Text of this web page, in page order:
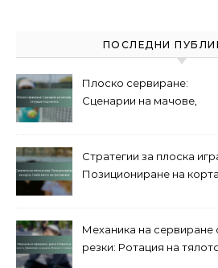
ПОСЛЕДНИ
Плоско сервиране:
Сценарии на мачове,
Стратегии за плоска
Позициониране на корта,
Механика на сервиране
резки: Ротация на